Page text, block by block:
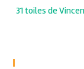
31 toiles de